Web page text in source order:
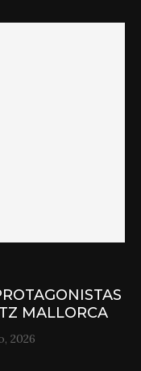
MALLORCA
2026